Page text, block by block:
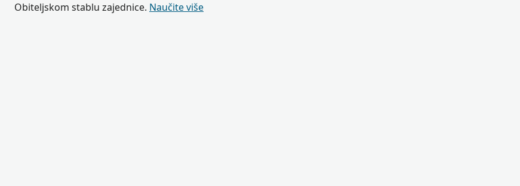
Obiteljskom stablu zajednice. Naučite više